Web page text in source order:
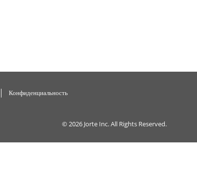
Конфиденциальность
© 2026 Jorte Inc.All Rights Reserved.